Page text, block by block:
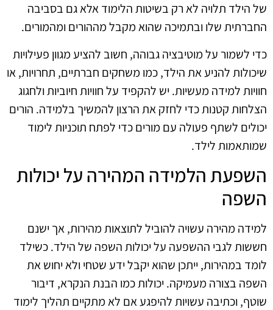
של הילד תלויה לא רק בשיטות הלימוד אלא גם בסביבה
החברתית שלו ובתמיכה שהוא מקבל מההורים ומהמורים.
כדי לשמור על מוטיבציה גבוהה, חשוב להציע מגוון פעילויות
שיכולות להניע את הילד, כמו משחקים חברתיים, תחרויות, או
חוויות למידה מעשיות. יש להקפיד על חוויות חיוביות ולחגוג
הצלחות קטנות כדי לחזק את הרצון להמשיך בלמידה. הורים
יכולים לשתף פעולה עם מורים כדי לפתח תוכניות לימוד
שמותאמות לילד.
השפעת הלמידה המהירה על יכולות
השפה
למידה מהירה עשויה להוביל לתוצאות מהירות, אך ישנם
חששות לגבי ההשפעה על יכולות השפה של הילד. כשילד
לומד במהירות, ייתכן שהוא יקבל ידע שטחי ולא יחוש את
השפה בצורה מעמיקה. יכולות כמו הבנת הנקרא, דיבור
שוטף, וכתיבה עשויות להיפגע אם לא מתקיים תהליך לימוד